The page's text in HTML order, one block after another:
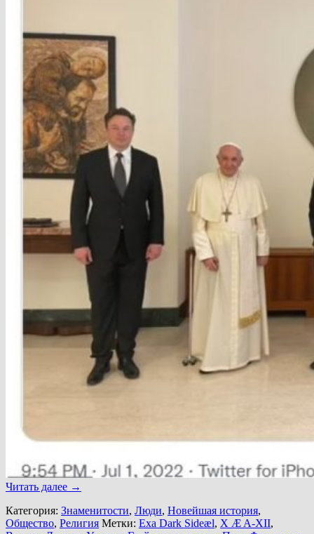
Читать далее →
Категория: Знаменитости, Люди, Новейшая история,
Общество, Религия Метки: Exa Dark Sideæl, X Æ A-XII,